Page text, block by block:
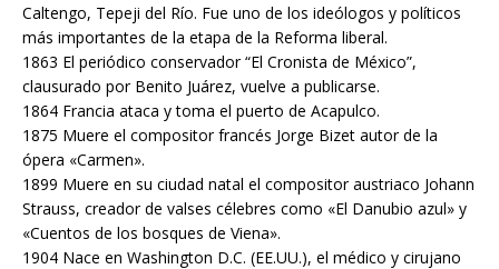
Caltengo, Tepeji del Río. Fue uno de los ideólogos y políticos
más importantes de la etapa de la Reforma liberal.
1863 El periódico conservador “El Cronista de México”,
clausurado por Benito Juárez, vuelve a publicarse.
1864 Francia ataca y toma el puerto de Acapulco.
1875 Muere el compositor francés Jorge Bizet autor de la
ópera «Carmen».
1899 Muere en su ciudad natal el compositor austriaco Johann
Strauss, creador de valses célebres como «El Danubio azul» y
«Cuentos de los bosques de Viena».
1904 Nace en Washington D.C. (EE.UU.), el médico y cirujano